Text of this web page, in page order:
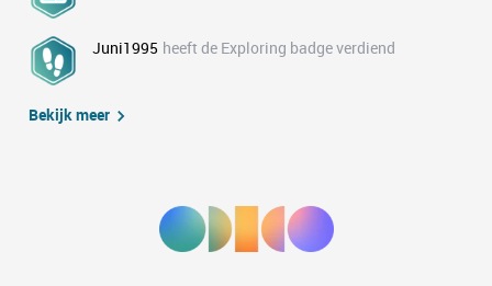
Juni1995 heeft de Exploring badge verdiend
Bekijk meer